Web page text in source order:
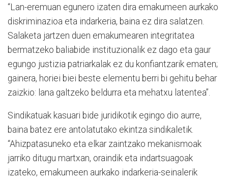
“Lan-eremuan egunero izaten dira emakumeen aurkako
diskriminazioa eta indarkeria, baina ez dira salatzen.
Salaketa jartzen duen emakumearen integritatea
bermatzeko baliabide instituzionalik ez dago eta gaur
egungo justizia patriarkalak ez du konfiantzarik ematen;
gainera, horiei biei beste elementu berri bi gehitu behar
zaizkio: lana galtzeko beldurra eta mehatxu latentea”.
Sindikatuak kasuari bide juridikotik egingo dio aurre,
baina batez ere antolatutako ekintza sindikaletik.
“Ahizpatasuneko eta elkar zaintzako mekanismoak
jarriko ditugu martxan, oraindik eta indartsuagoak
izateko, emakumeen aurkako indarkeria-seinalerik